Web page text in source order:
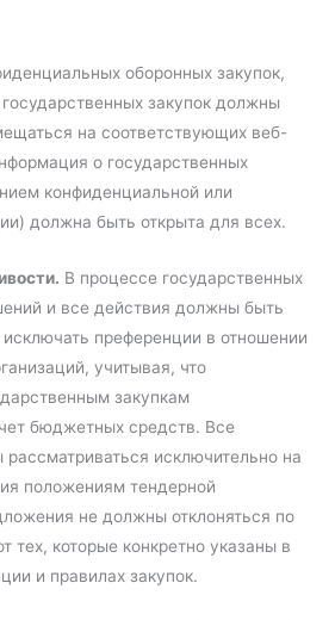
оборонных закупок,
закупок должны
на соответствующих веб-
о государственных
конфиденциальной или
должна быть открыта для всех.
В процессе государственных
и все действия должны быть
преференции в отношении
учитывая, что
закупкам
бюджетных средств. Все
исключительно на
положениям тендерной
не должны отклоняться по
тех, которые конкретно указаны в
и правилах закупок.